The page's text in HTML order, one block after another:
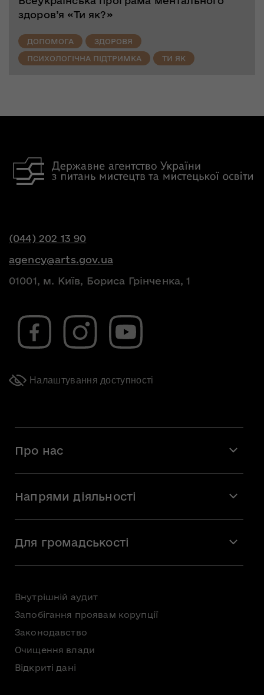
здоров’я «Ти як?»
ДОПОМОГА ЗДОРОВЯ
ПСИХОЛОГІЧНА ПІДТРИМКА ТИ ЯК
(044) 202 13 90
agency@arts.gov.ua
01001, м. Київ, Бориса Грінченка, 1
Налаштування доступності
Про нас
Команда
Вакансії
Напрями діяльності
Мистецька освіта
Для громадськості
Внутрішній аудит
Запобігання проявам корупції
Законодавство
Очищення влади
Відкриті дані